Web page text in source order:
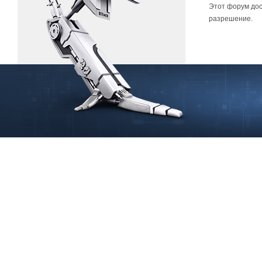
Этот форум
разрешение.